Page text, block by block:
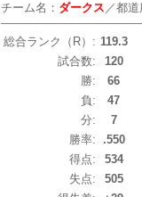
チーム名： ダークス ／都道
総合ランク（R）: 119.3
試合数:
120
勝:
66
負:
47
分:
7
勝率:
.550
得点:
534
失点:
505